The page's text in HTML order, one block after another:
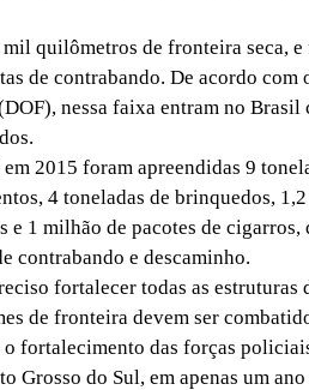
quilômetros de fronteira seca,
de contrabando. De acordo com
nessa faixa entram no Brasil
2015 foram apreendidas 9
4 toneladas de brinquedos,
1 milhão de pacotes de cigarros,
contrabando e descaminho.
fortalecer todas as estruturas
de fronteira devem ser
o fortalecimento das forças
Grosso do Sul, em apenas um